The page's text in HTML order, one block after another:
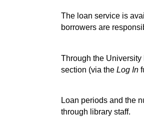
The loan service is
borrowers are
Through the
section (via the Log In
Loan periods and the
through library staff.